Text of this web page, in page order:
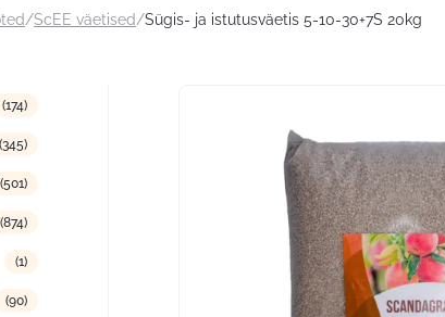
/ScEE väetised/Sügis- ja istutusväetis 5-10-30+7S 20kg
(174)
(345)
(501)
(874)
(1)
(90)